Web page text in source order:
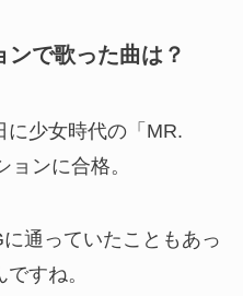
で歌った曲は？
に少女時代の「MR.
ンに合格。
通っていたこともあっ
すね。